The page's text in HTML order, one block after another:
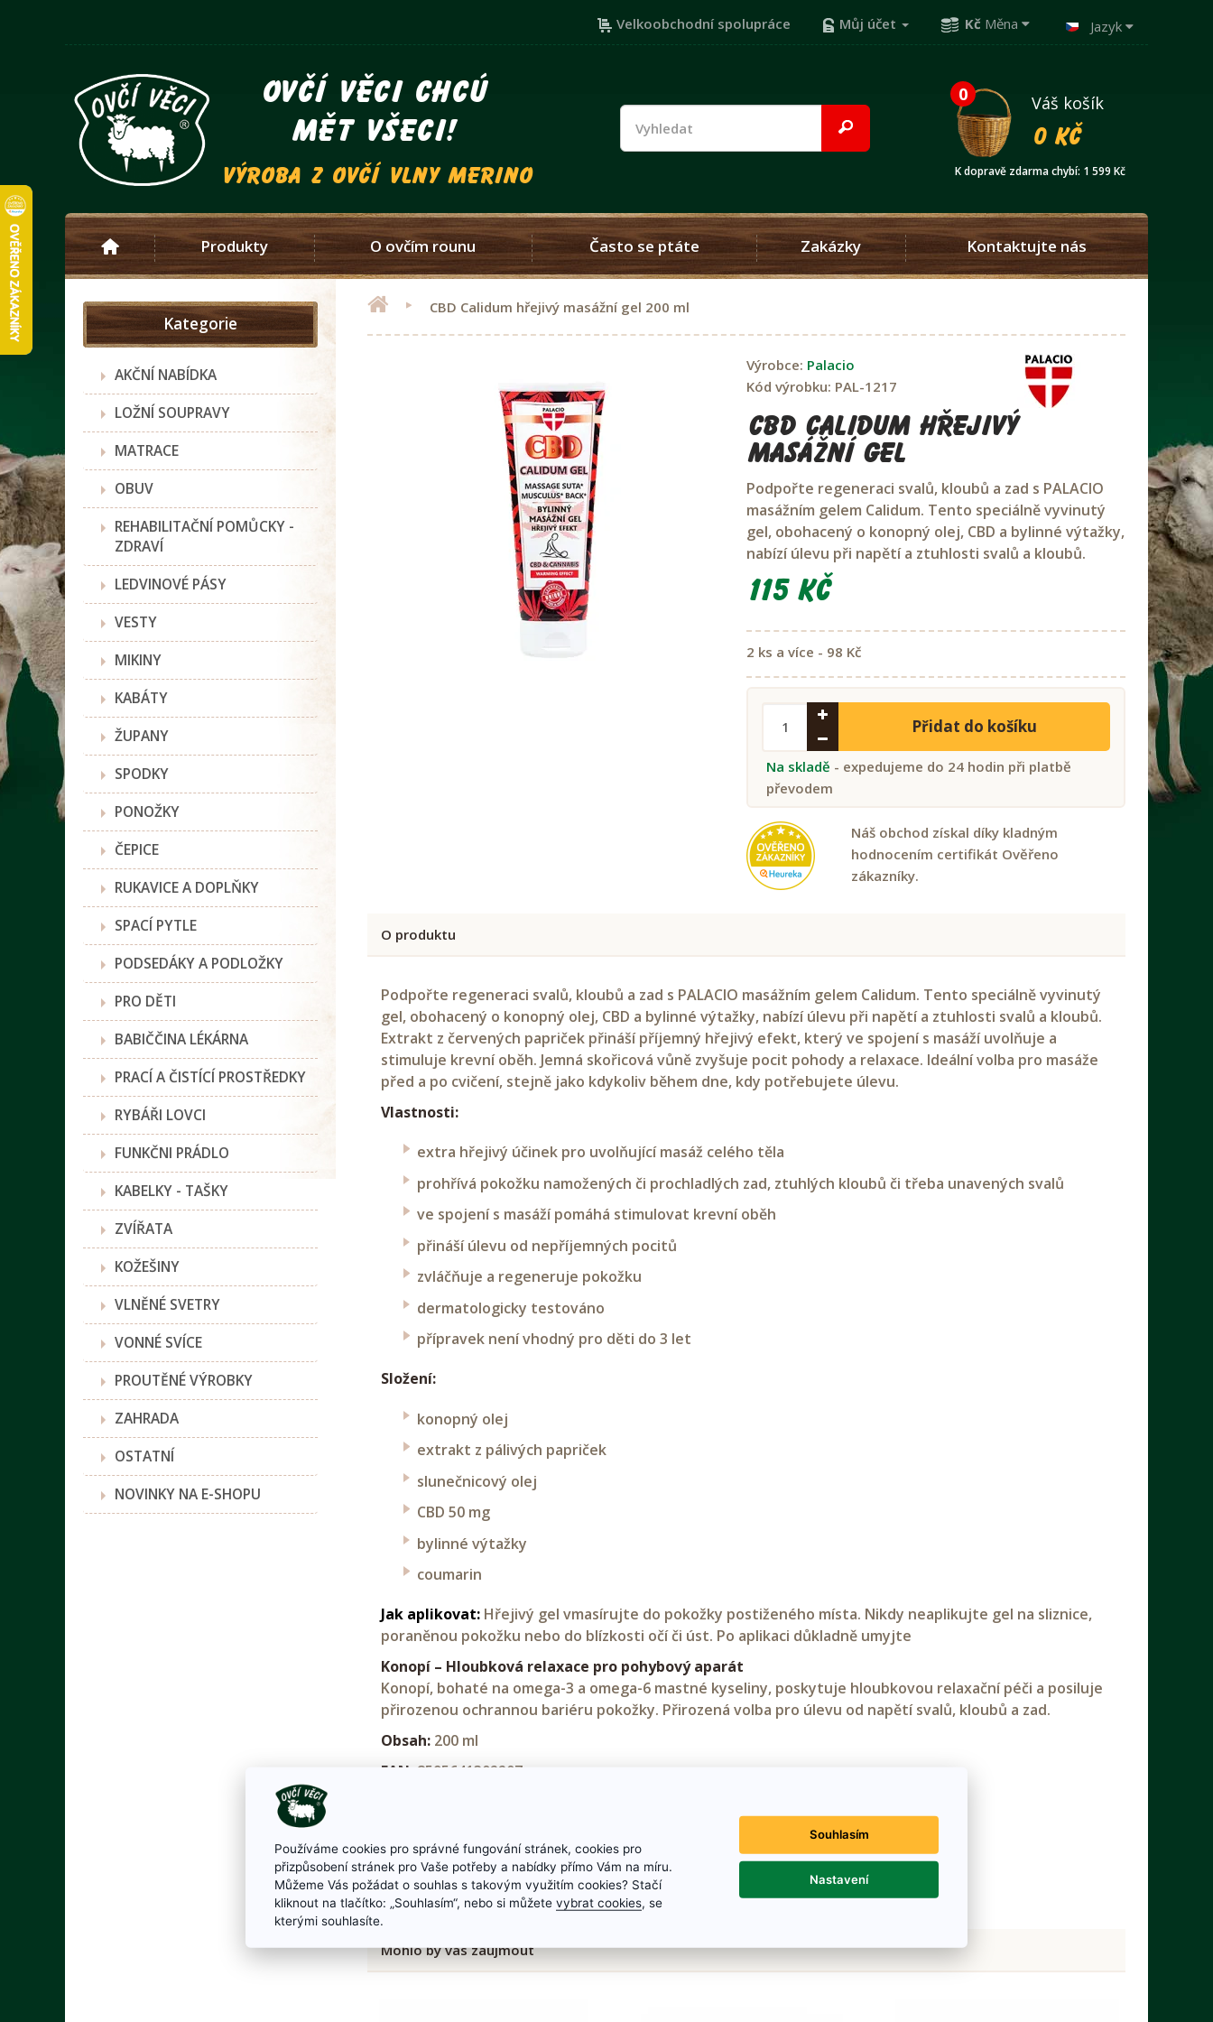
Velkoobchodní spolupráce Můj účet Kč Měna Jazyk
ovčí věci chcú
mět všeci!
výroba z ovčí vlny merino
0
Váš košík
0 Kč
K dopravě zdarma chybí: 1 599 Kč
Produkty O ovčím rounu Často se ptáte Zakázky Kontaktujte nás
Kategorie
AKČNÍ NABÍDKA
LOŽNÍ SOUPRAVY
MATRACE
OBUV
REHABILITAČNÍ POMŮCKY -
ZDRAVÍ
LEDVINOVÉ PÁSY
VESTY
MIKINY
KABÁTY
ŽUPANY
SPODKY
PONOŽKY
ČEPICE
RUKAVICE A DOPLŇKY
SPACÍ PYTLE
PODSEDÁKY A PODLOŽKY
PRO DĚTI
BABIČČINA LÉKÁRNA
PRACÍ A ČISTÍCÍ PROSTŘEDKY
RYBÁŘI LOVCI
FUNKČNI PRÁDLO
KABELKY - TAŠKY
ZVÍŘATA
KOŽEŠINY
VLNĚNÉ SVETRY
VONNÉ SVÍCE
PROUTĚNÉ VÝROBKY
ZAHRADA
OSTATNÍ
NOVINKY NA E-SHOPU
CBD Calidum hřejivý masážní gel 200 ml
Výrobce: Palacio
Kód výrobku: PAL-1217
CBD Calidum hřejivý
masážní gel
Podpořte regeneraci svalů, kloubů a zad s PALACIO
masážním gelem Calidum. Tento speciálně vyvinutý
gel, obohacený o konopný olej, CBD a bylinné výtažky,
nabízí úlevu při napětí a ztuhlosti svalů a kloubů.
115 Kč
2 ks a více - 98 Kč
Přidat do košíku
Na skladě - expedujeme do 24 hodin při platbě
převodem
Náš obchod získal díky kladným
hodnocením certifikát Ověřeno
zákazníky.
O produktu
Podpořte regeneraci svalů, kloubů a zad s PALACIO masážním gelem Calidum. Tento speciálně vyvinutý
gel, obohacený o konopný olej, CBD a bylinné výtažky, nabízí úlevu při napětí a ztuhlosti svalů a kloubů.
Extrakt z červených papriček přináší příjemný hřejivý efekt, který ve spojení s masáží uvolňuje a
stimuluje krevní oběh. Jemná skořicová vůně zvyšuje pocit pohody a relaxace. Ideální volba pro masáže
před a po cvičení, stejně jako kdykoliv během dne, kdy potřebujete úlevu.
Vlastnosti:
extra hřejivý účinek pro uvolňující masáž celého těla
prohřívá pokožku namožených či prochladlých zad, ztuhlých kloubů či třeba unavených svalů
ve spojení s masáží pomáhá stimulovat krevní oběh
přináší úlevu od nepříjemných pocitů
zvláčňuje a regeneruje pokožku
dermatologicky testováno
přípravek není vhodný pro děti do 3 let
Složení:
konopný olej
extrakt z pálivých papriček
slunečnicový olej
CBD 50 mg
bylinné výtažky
coumarin
Jak aplikovat: Hřejivý gel vmasírujte do pokožky postiženého místa. Nikdy neaplikujte gel na sliznice,
poraněnou pokožku nebo do blízkosti očí či úst. Po aplikaci důkladně umyjte
Konopí – Hloubková relaxace pro pohybový aparát
Konopí, bohaté na omega-3 a omega-6 mastné kyseliny, poskytuje hloubkovou relaxační péči a posiluje
přirozenou ochrannou bariéru pokožky. Přirozená volba pro úlevu od napětí svalů, kloubů a zad.
Obsah: 200 ml
EAN: 8595641302207
Mohlo by vás zaujmout
Používáme cookies pro správné fungování stránek, cookies pro
přizpůsobení stránek pro Vaše potřeby a nabídky přímo Vám na míru.
Můžeme Vás požádat o souhlas s takovým využitím cookies? Stačí
kliknout na tlačítko: „Souhlasím“, nebo si můžete vybrat cookies, se
kterými souhlasíte.
Souhlasím
Nastavení